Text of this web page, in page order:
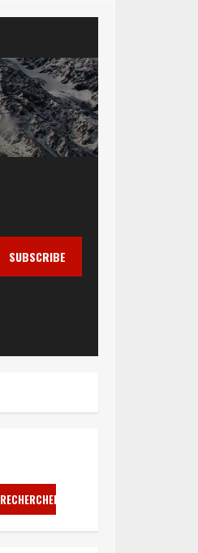
SUBSCRIBE
RECHERCHER